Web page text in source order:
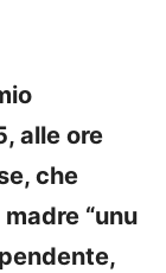
alle ore
che
“unu